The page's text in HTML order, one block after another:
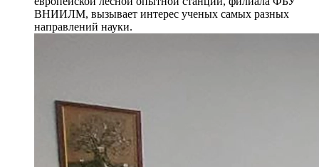
ВНИИЛМ, вызывает интерес ученых самых разных
направлений науки.